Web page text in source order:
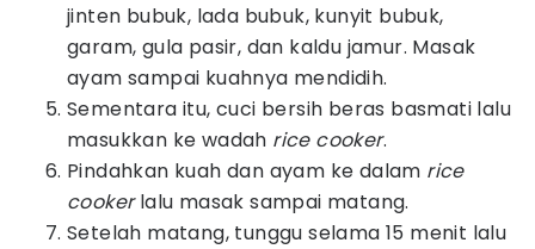
jinten bubuk, lada bubuk, kunyit bubuk,
garam, gula pasir, dan kaldu jamur. Masak
ayam sampai kuahnya mendidih.
Sementara itu, cuci bersih beras basmati lalu
masukkan ke wadah rice cooker.
Pindahkan kuah dan ayam ke dalam rice
cookerlalu masak sampai matang.
Setelah matang, tunggu selama 15 menit lalu